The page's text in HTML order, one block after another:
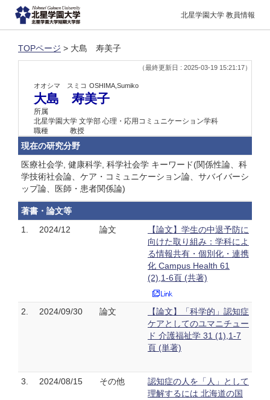
北星学園大学 教員情報
TOPページ > 大島 寿美子
（最終更新日 : 2025-03-19 15:21:17）
オオシマ スミコ OSHIMA,Sumiko
大島 寿美子
所属
北星学園大学 文学部 心理・応用コミュニケーション学科
職種
教授
現在の研究分野
医療社会学, 健康科学, 科学社会学 キーワード(関係性論、科
学技術社会論、ケア・コミュニケーション論、サバイバーシ
ップ論、医師・患者関係論)
著書・論文等
1.
2024/12 論文
【論文】学生の中退予防に
向けた取り組み：学科によ
る情報共有・個別化・連携
化 Campus Health 61
(2),1-6頁 (共著)
2. 2024/09/30 論文
【論文】「科学的」認知症
ケアとしてのユマニチュー
ド 介護福祉学 31 (1),1-7
頁 (単著)
3. 2024/08/15 その他
認知症の人を「人」として
理解するには 北海道の国